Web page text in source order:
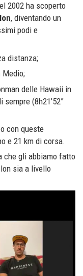
2002 ha scoperto
, diventando un
podi e
distanza;
Medio;
delle Hawaii in
(8h21’52”
con queste
e 21 km di corsa.
che gli abbiamo fatto
sia a livello